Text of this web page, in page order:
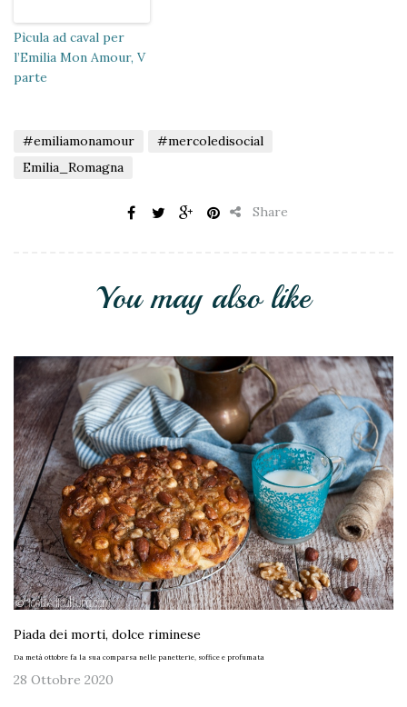
Pìcula ad caval per
l’Emilia Mon Amour, V
parte
#emiliamonamour
#mercoledisocial
Emilia_Romagna
Share
You may also like
Piada dei morti, dolce riminese
Da metà ottobre fa la sua comparsa nelle panetterie, soffice e profumata
28 Ottobre 2020